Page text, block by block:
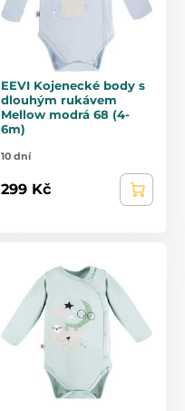
EEVI Kojenecké body s
dlouhým rukávem
Mellow modrá 68 (4-
6m)
10 dní
299 Kč